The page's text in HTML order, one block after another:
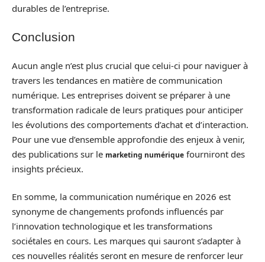
durables de l’entreprise.
Conclusion
Aucun angle n’est plus crucial que celui-ci pour naviguer à
travers les tendances en matière de communication
numérique. Les entreprises doivent se préparer à une
transformation radicale de leurs pratiques pour anticiper
les évolutions des comportements d’achat et d’interaction.
Pour une vue d’ensemble approfondie des enjeux à venir,
des publications sur le marketing numérique fourniront des
insights précieux.
En somme, la communication numérique en 2026 est
synonyme de changements profonds influencés par
l’innovation technologique et les transformations
sociétales en cours. Les marques qui sauront s’adapter à
ces nouvelles réalités seront en mesure de renforcer leur